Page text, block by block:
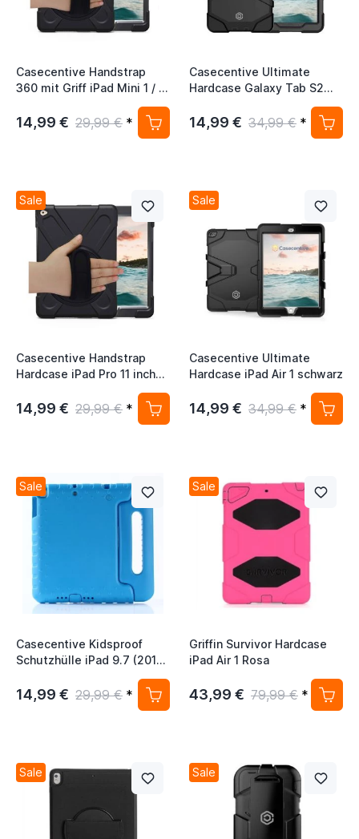
Casecentive Handstrap
360 mit Griff iPad Mini 1 / 2
14,99 € 29,99 € *
Casecentive Ultimate
Hardcase Galaxy Tab S2
14,99 € 34,99 € *
Sale
Casecentive Handstrap
Hardcase iPad Pro 11 inch
schwarz mit Handschlaufe
14,99 € 29,99 € *
Sale
Casecentive Ultimate
Hardcase iPad Air 1 schwarz
14,99 € 34,99 € *
Sale
Casecentive Kidsproof
Schutzhülle iPad 9.7 (2017
14,99 € 29,99 € *
Sale
Griffin Survivor Hardcase
iPad Air 1 Rosa
43,99 € 79,99 € *
Sale Sale